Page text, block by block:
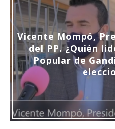
Vicente Mompó,
del PP. ¿Quién
Popular de